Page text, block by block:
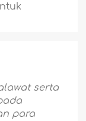
serta
para